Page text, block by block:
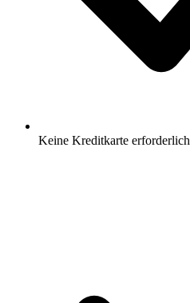
Keine Kreditkarte erforderlich